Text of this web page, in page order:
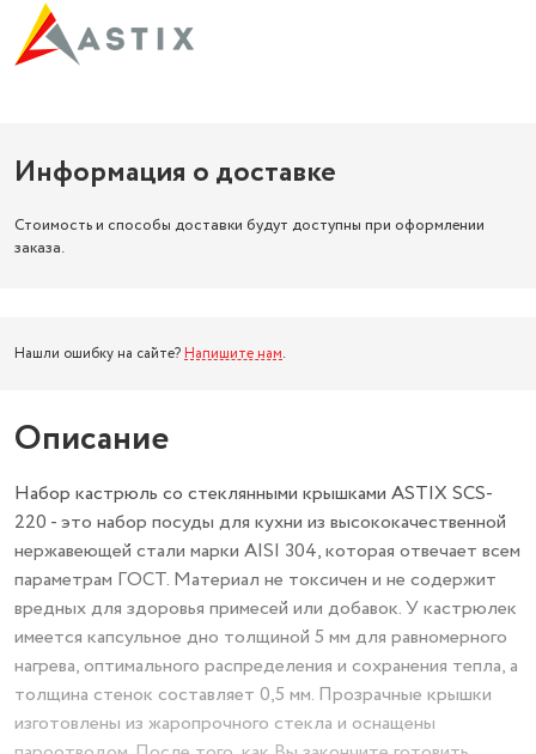
Информация о доставке
Стоимость и способы доставки будут доступны при оформлении
заказа.
Нашли ошибку на сайте? Напишите нам.
Описание
Набор кастрюль со стеклянными крышками ASTIX SCS-
220 - это набор посуды для кухни из высококачественной
нержавеющей стали марки AISI 304, которая отвечает всем
параметрам ГОСТ. Материал не токсичен и не содержит
вредных для здоровья примесей или добавок. У кастрюлек
имеется капсульное дно толщиной 5 мм для равномерного
нагрева, оптимального распределения и сохранения тепла, а
толщина стенок составляет 0,5 мм. Прозрачные крышки
изготовлены из жаропрочного стекла и оснащены